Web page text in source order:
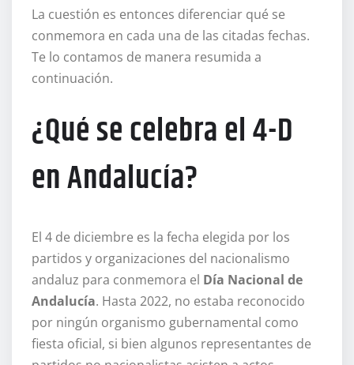
La cuestión es entonces diferenciar qué se
conmemora en cada una de las citadas fechas.
Te lo contamos de manera resumida a
continuación.
¿Qué se celebra el 4-D
en Andalucía?
El 4 de diciembre es la fecha elegida por los
partidos y organizaciones del nacionalismo
andaluz para conmemora el Día Nacional de
Andalucía. Hasta 2022, no estaba reconocido
por ningún organismo gubernamental como
fiesta oficial, si bien algunos representantes de